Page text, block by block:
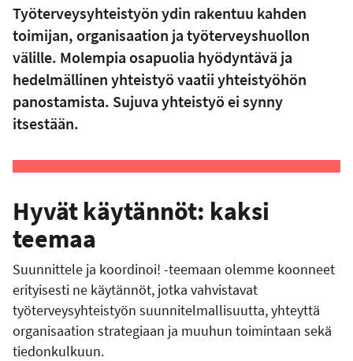
Työterveysyhteistyön ydin rakentuu kahden
toimijan, organisaation ja työterveyshuollon
välille. Molempia osapuolia hyödyntävä ja
hedelmällinen yhteistyö vaatii yhteistyöhön
panostamista. Sujuva yhteistyö ei synny
itsestään.
Hyvät käytännöt: kaksi
teemaa
Suunnittele ja koordinoi! -teemaan olemme koonneet
erityisesti ne käytännöt, jotka vahvistavat
työterveysyhteistyön suunnitelmallisuutta, yhteyttä
organisaation strategiaan ja muuhun toimintaan sekä
tiedonkulkuun.